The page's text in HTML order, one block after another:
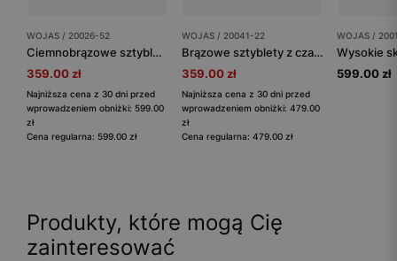
WOJAS / 20026-52
Ciemnobrązowe sztyblety męskie ze skóry licowej
359.00 zł
Najniższa cena z 30 dni przed
wprowadzeniem obniżki: 599.00
zł
Cena regularna: 599.00 zł
WOJAS / 20041-22
Brązowe sztyblety z czarnymi gumami i przetarciami
359.00 zł
Najniższa cena z 30 dni przed
wprowadzeniem obniżki: 479.00
zł
Cena regularna: 479.00 zł
WOJAS /
599.00 zł
Produkty, które mogą Cię
zainteresować